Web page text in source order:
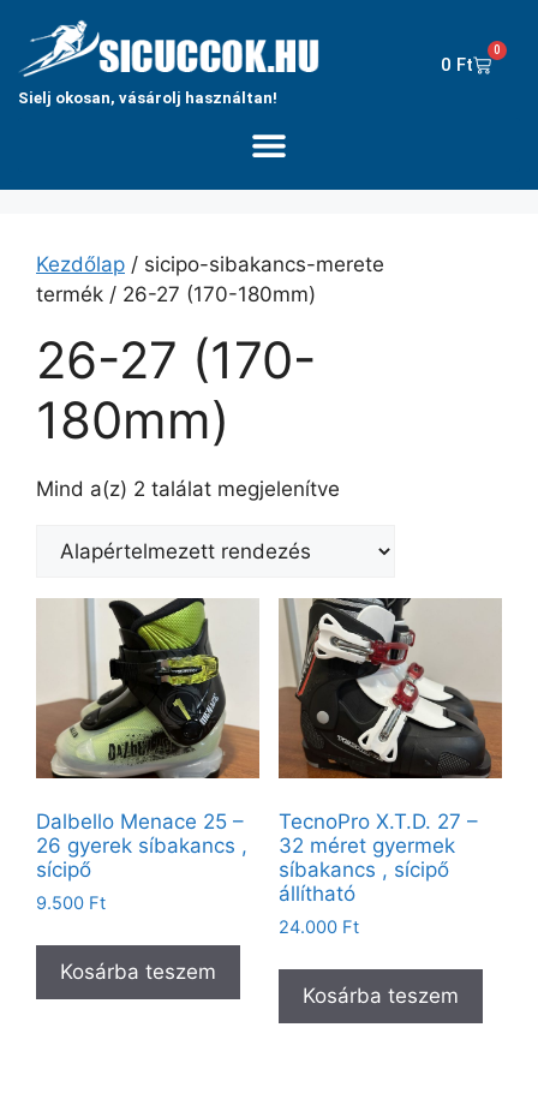
Sielj okosan, vásárolj használtan!
0 Ft
0
Kezdőlap / sicipo-sibakancs-merete
termék / 26-27 (170-180mm)
26-27 (170-
180mm)
Mind a(z) 2 találat megjelenítve
Dalbello Menace 25 –
26 gyerek síbakancs ,
sícipő
9.500 Ft
Kosárba teszem
TecnoPro X.T.D. 27 –
32 méret gyermek
síbakancs , sícipő
állítható
24.000 Ft
Kosárba teszem